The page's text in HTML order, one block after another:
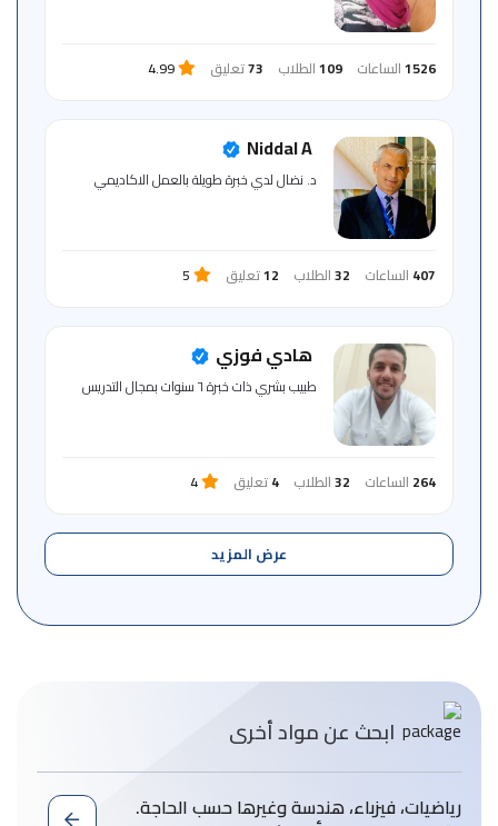
1526الساعات 109الطلاب 73تعليق 4.99
Niddal A
د. نضال لدي خبرة طويلة بالعمل الاكاديمي
407 الساعات 32الطلاب 12تعليق 5
هادي فوزي
طبيب بشري ذات خبرة ٦ سنوات بمجال التدريس
264 الساعات 32الطلاب 4تعليق 4
عرض المزيد
ابحث عن مواد أخرى
رياضيات، فيزباء، هندسة وغيرها حسب الحاجة.